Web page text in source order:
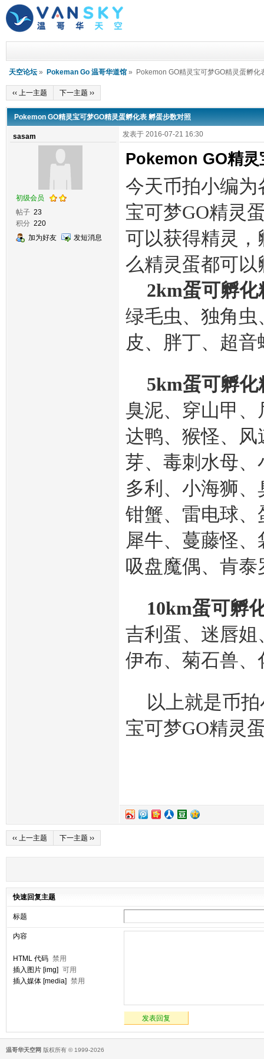
天空论坛 » Pokeman Go 温哥华道馆 » Pokemon GO精灵宝可梦GO精灵蛋孵化
‹‹ 上一主题 下一主题 ››
Pokemon GO精灵宝可梦GO精灵蛋孵化表 孵蛋步数对照
sasam
初级会员
帖子 23
积分 220
加为好友
发短消息
发表于 2016-07-21 16:30
Pokemon GO精灵
今天币拍小编为
宝可梦GO精灵
可以获得精灵，
么精灵蛋都可
2km蛋可孵化
绿毛虫、独角
皮、胖丁、超
5km蛋可孵化
臭泥、穿山甲
达鸭、猴怪、
芽、毒刺水母
多利、小海狮
钳蟹、雷电球
犀牛、蔓藤怪
吸盘魔偶、肯泰
10km蛋可孵
吉利蛋、迷唇
伊布、菊石兽
以上就是币拍
宝可梦GO精灵
‹‹ 上一主题 下一主题 ››
快速回复主题
标题
内容
HTML 代码 禁用
插入图片 [img] 可用
插入媒体 [media] 禁用
发表回复
温哥华天空网 版权所有 © 1999-2026